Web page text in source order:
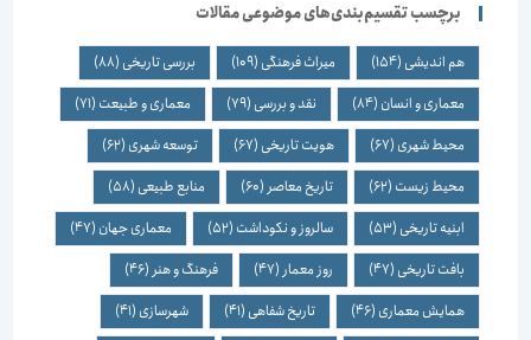
برچسب تقسیم‌بندی‌های موضوعی مقالات
هم اندیشی(154) میراث فرهنگی(109) بررسی تاریخی(88)
معماری و انسان(84) نقد و بررسی(79) معماری و طبیعت(71)
محیط شهری(67) هویت تاریخی(67) توسعه شهری(62)
محیط زیست(62) تاریخ معاصر(60) منابع طبیعی(58)
ابنیه تاریخی(53) سالروز و نکوداشت(52) معماری جهان(47)
بافت تاریخی(47) روز معمار(47) فرهنگ و هنر(46)
همایش معماری(46) تاریخ شفاهی(41) شهرسازی(41)